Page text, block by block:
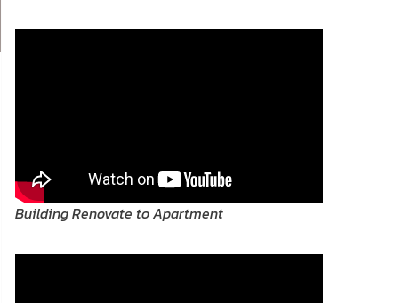
Building Renovate to Apartment